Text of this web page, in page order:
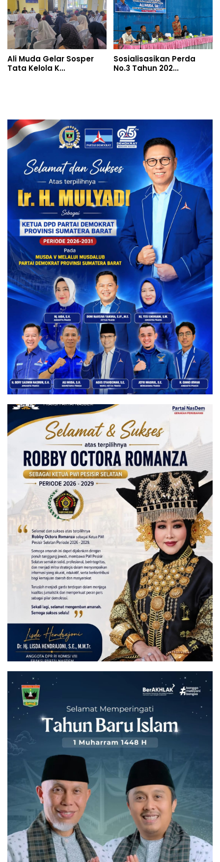
Ali Muda Gelar Sosper
Tata Kelola K...
Sosialisasikan Perda
No.3 Tahun 202...